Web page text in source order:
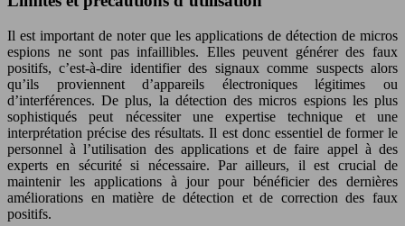
Il est important de noter que les applications de détection de micros
espions ne sont pas infaillibles. Elles peuvent générer des faux
positifs, c’est-à-dire identifier des signaux comme suspects alors
qu’ils proviennent d’appareils électroniques légitimes ou
d’interférences. De plus, la détection des micros espions les plus
sophistiqués peut nécessiter une expertise technique et une
interprétation précise des résultats. Il est donc essentiel de former le
personnel à l’utilisation des applications et de faire appel à des
experts en sécurité si nécessaire. Par ailleurs, il est crucial de
maintenir les applications à jour pour bénéficier des dernières
améliorations en matière de détection et de correction des faux
positifs.